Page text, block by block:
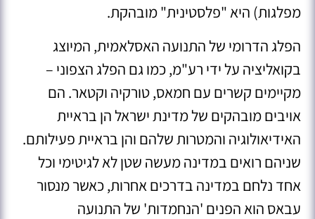
מפלגות) היא "פלסטינית" מובהקת.
הפלג הדרומי של התנועה האסלאמית, המיוצג
בקואליציה על ידי רע"מ, כמו גם הפלג הצפוני –
מקיימים קשרים עם חמאס, טורקיה וקטאר. הם
אויבים מובהקים של מדינת ישראל הן בראיית
האידיאולוגיה והמטרות שלהם והן בראיית פעילותם.
שניהם רואים במדינה מעשה שטן לא לגיטימי וכל
אחד נלחם במדינה בדרכים אחרות, כאשר מנסור
עבאס הוא הפנים 'הנחמדות' של התנועה